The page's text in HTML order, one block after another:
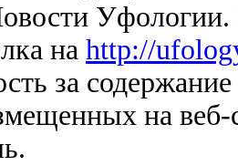
на http://
за
на